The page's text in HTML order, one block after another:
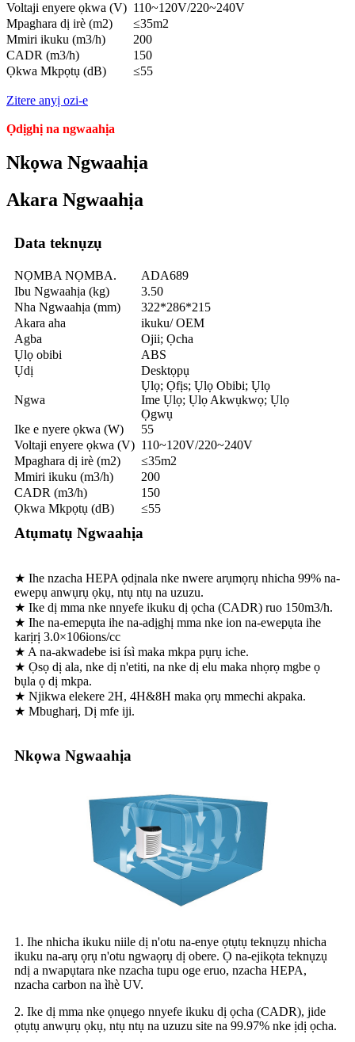
Voltaji enyere ọkwa (V) 110~120V/220~240V
Mpaghara dị irè (m2)
≤35m2
Mmiri ikuku (m3/h)
200
CADR (m3/h)
150
Ọkwa Mkpọtụ (dB)
≤55
Zitere anyị ozi-e
Ọdịghị na ngwaahịa
Nkọwa Ngwaahịa
Akara Ngwaahịa
Data teknụzụ
NỌMBA NỌMBA.
ADA689
Ibu Ngwaahịa (kg)
3.50
Nha Ngwaahịa (mm)
322*286*215
Akara aha
ikuku/ OEM
Agba
Ojii; Ọcha
Ụlọ obibi
ABS
Ụdị
Desktọpụ
Ngwa
Ụlọ; Ọfịs; Ụlọ Obibi; Ụlọ
Ime Ụlọ; Ụlọ Akwụkwọ; Ụlọ
Ọgwụ
Ike e nyere ọkwa (W)
55
Voltaji enyere ọkwa (V) 110~120V/220~240V
Mpaghara dị irè (m2)
≤35m2
Mmiri ikuku (m3/h)
200
CADR (m3/h)
150
Ọkwa Mkpọtụ (dB)
≤55
Atụmatụ Ngwaahịa
★ Ihe nzacha HEPA ọdịnala nke nwere arụmọrụ nhicha 99% na-
ewepụ anwụrụ ọkụ, ntụ ntụ na uzuzu.
★ Ike dị mma nke nnyefe ikuku dị ọcha (CADR) ruo 150m3/h.
★ Ihe na-emepụta ihe na-adịghị mma nke ion na-ewepụta ihe
karịrị 3.0×106ions/cc
★ A na-akwadebe isi ísì maka mkpa pụrụ iche.
★ Ọsọ dị ala, nke dị n'etiti, na nke dị elu maka nhọrọ mgbe ọ
bụla ọ dị mkpa.
★ Njikwa elekere 2H, 4H&8H maka ọrụ mmechi akpaka.
★ Mbugharị, Dị mfe iji.
Nkọwa Ngwaahịa
1. Ihe nhicha ikuku niile dị n'otu na-enye ọtụtụ teknụzụ nhicha
ikuku na-arụ ọrụ n'otu ngwaọrụ dị obere. Ọ na-ejikọta teknụzụ
ndị a nwapụtara nke nzacha tupu oge eruo, nzacha HEPA,
nzacha carbon na ìhè UV.
2. Ike dị mma nke ọnụego nnyefe ikuku dị ọcha (CADR), jide
ọtụtụ anwụrụ ọkụ, ntụ ntụ na uzuzu site na 99.97% nke ịdị ọcha.